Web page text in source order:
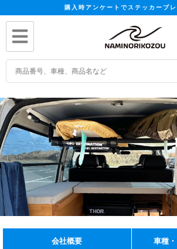
購入時アンケートでステッカープレ
Other
なみのりこぞうでは
車内キャリアに関す
Surf
車内キャリアな
サーフボードを
会社概要 車種